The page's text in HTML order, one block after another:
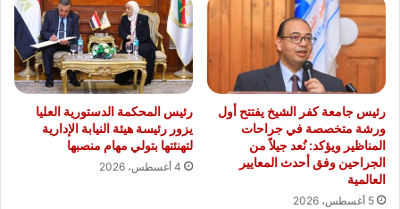
رئيس جامعة كفر الشيخ يفتتح أول
ورشة متخصصة في جراحات
المناظير ويؤكد: نُعد جيلاً من
الجراحين وفق أحدث المعايير
العالمية
5 أغسطس، 2026
رئيس المحكمة الدستورية العليا
يزور رئيسة هيئة النيابة الإدارية
لتهنئتها بتولي مهام منصبها
4 أغسطس، 2026